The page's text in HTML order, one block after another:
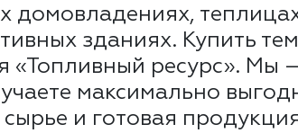
домовладениях,
зданиях. Купить
«Топливный ресурс». Мы
максимально
и готовая